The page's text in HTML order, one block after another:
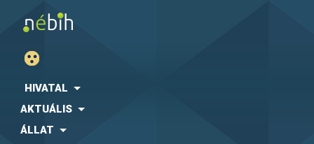
HIVATAL
AKTUÁLIS
ÁLLAT